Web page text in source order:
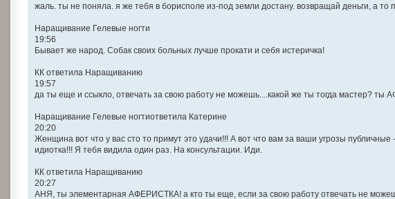
жаль. ты не поняла. я же тебя в борисполе из-под земли достану. возвращай деньги, а
Наращивание Гелевые ногти
19:56
Бывает же народ. Собак своих больных лучше прокати и себя истеричка!
КК ответила Наращиванию
19:57
да ты еще и ссыкло, отвечать за свою работу не можешь....какой же ты тогда мастер? ты
Наращивание Гелевые ногтиответила Катерине
20:20
Женщина вот что у вас сто то примут это удачи!!! А вот что вам за ваши угрозы
идиотка!!! Я тебя видила один раз. На консультации. Иди.
КК ответила Наращиванию
20:27
АНЯ, ты элементарная АФЕРИСТКА! а кто ты еще, если за свою работу отвечать не